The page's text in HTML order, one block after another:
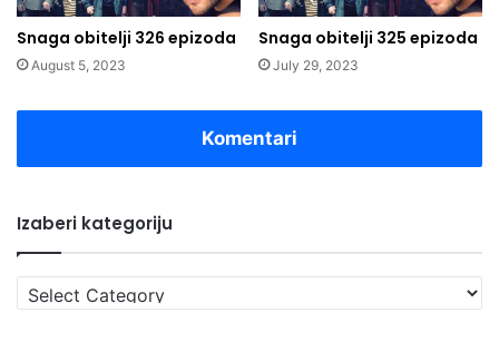
Snaga obitelji 326 epizoda
August 5, 2023
Snaga obitelji 325 epizoda
July 29, 2023
Komentari
Izaberi kategoriju
Izaberi
kategoriju